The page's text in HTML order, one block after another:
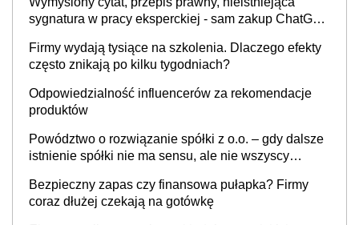
sygnatura w pracy eksperckiej - sam zakup ChatGPT
Firmy wydają tysiące na szkolenia. Dlaczego efekty
często znikają po kilku tygodniach?
Odpowiedzialność influencerów za rekomendacje
produktów
Powództwo o rozwiązanie spółki z o.o. – gdy dalsze
istnienie spółki nie ma sensu, ale nie wszyscy
Bezpieczny zapas czy finansowa pułapka? Firmy
coraz dłużej czekają na gotówkę